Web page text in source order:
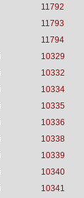
11792
11793
11794
10329
10332
10334
10335
10336
10338
10339
10340
10341